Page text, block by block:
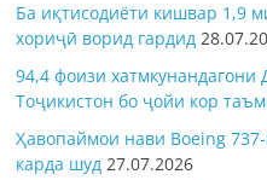
Ба иқтисодиёти кишвар 1,9
хориҷӣ ворид гардид
94,4 фоизи хатмкунандагони
Тоҷикистон бо ҷойи кор
Ҳавопаймои нави Boeing
карда шуд 27.07.2026